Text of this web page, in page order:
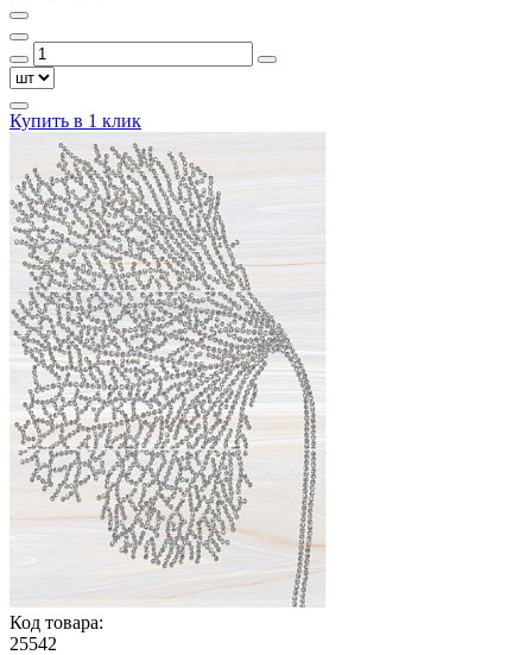
Купить в 1 клик
Код товара:
25542